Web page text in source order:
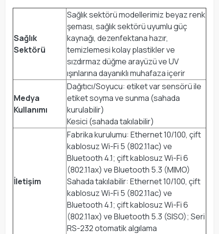
Sağlık
Sektörü
Sağlık sektörü modellerimiz beyaz renk
şeması, sağlık sektörü uyumlu güç
kaynağı, dezenfektana hazır,
temizlemesi kolay plastikler ve
sızdırmaz düğme arayüzü ve UV
ışınlarına dayanıklı muhafaza içerir
Medya
Kullanımı
Dağıtıcı/Soyucu: etiket var sensörü ile
etiket soyma ve sunma (sahada
kurulabilir)
Kesici (sahada takılabilir)
İletişim
Fabrika kurulumu: Ethernet 10/100, çift
kablosuz Wi-Fi 5 (802.11ac) ve
Bluetooth 4.1; çift kablosuz Wi-Fi 6
(802.11ax) ve Bluetooth 5.3 (MIMO)
Sahada takılabilir: Ethernet 10/100, çift
kablosuz Wi-Fi 5 (802.11ac) ve
Bluetooth 4.1; çift kablosuz Wi-Fi 6
(802.11ax) ve Bluetooth 5.3 (SISO); Seri
RS-232 otomatik algılama